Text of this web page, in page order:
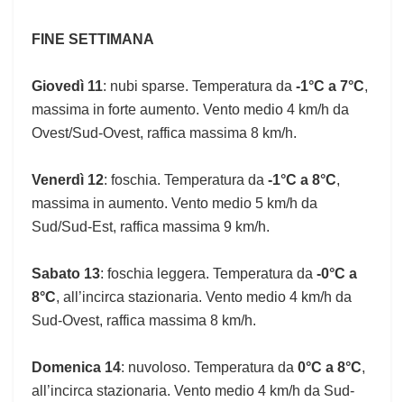
FINE SETTIMANA
Giovedì 11: nubi sparse. Temperatura da -1°C a 7°C,
massima in forte aumento. Vento medio 4 km/h da
Ovest/Sud-Ovest, raffica massima 8 km/h.
Venerdì 12: foschia. Temperatura da -1°C a 8°C,
massima in aumento. Vento medio 5 km/h da
Sud/Sud-Est, raffica massima 9 km/h.
Sabato 13: foschia leggera. Temperatura da -0°C a
8°C, all’incirca stazionaria. Vento medio 4 km/h da
Sud-Ovest, raffica massima 8 km/h.
Domenica 14: nuvoloso. Temperatura da 0°C a 8°C,
all’incirca stazionaria. Vento medio 4 km/h da Sud-